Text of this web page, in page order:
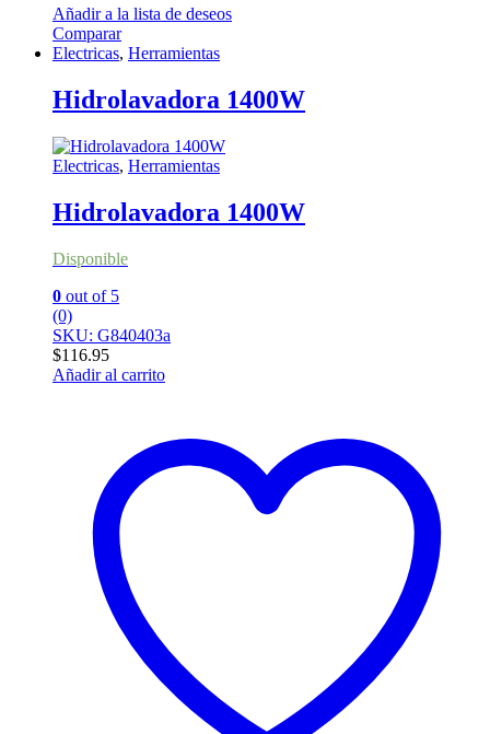
Añadir a la lista de deseos
Comparar
Electricas, Herramientas
Hidrolavadora 1400W
Electricas, Herramientas
Hidrolavadora 1400W
Disponible
0 out of 5
(0)
SKU: G840403a
$116.95
Añadir al carrito